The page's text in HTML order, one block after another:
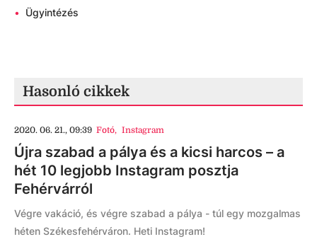
• Ügyintézés
Hasonló cikkek
2020. 06. 21., 09:39 Fotó, Instagram
Újra szabad a pálya és a kicsi harcos – a
hét 10 legjobb Instagram posztja
Fehérvárról
Végre vakáció, és végre szabad a pálya - túl egy mozgalmas
héten Székesfehérváron. Heti Instagram!